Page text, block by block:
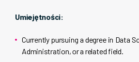
Umiejętności:
Currently pursuing a degree in Data
Administration, or a related field.